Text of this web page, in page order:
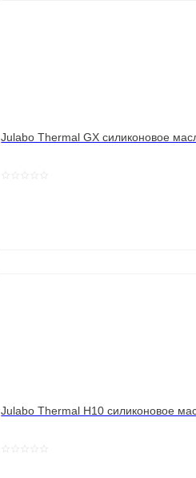
Julabo Thermal GX силиконовое
Julabo Thermal H10 силиконовое